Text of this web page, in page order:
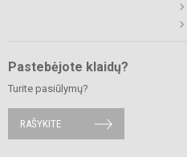
Pastebėjote klaidų?
Turite pasiūlymų?
RAŠYKITE